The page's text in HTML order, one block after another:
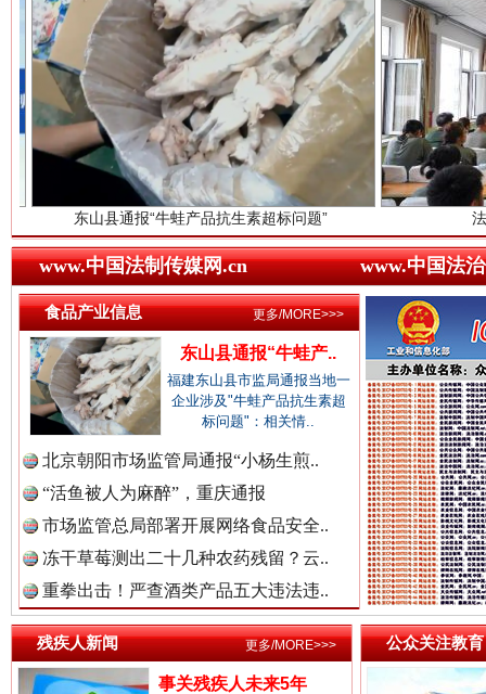
中国廉政法纪网.
中国律师在线.
中国参政网.中
三年瞒报超千万 隐匿收入偷税被查处..
祁连巍巍树丰碑 高回报
一枚“钉子”竟然扎入要害部门
通报“牛蛙产品抗生素超标问题” 法徽映军营 权益
www.中国法制传媒网.cn www.中国法
食品产业信息
东山县通报“牛蛙产..
福建东山县市监局通报当地一
企业涉及"牛蛙产品抗生素超
标问题"：相关情..
北京朝阳市场监管局通报“小杨生煎..
“活鱼被人为麻醉”，重庆通报
市场监管总局部署开展网络食品安全..
冻干草莓测出二十几种农药残留？云..
重拳出击！严查酒类产品五大违法违..
更多/MORE>>>
残疾人新闻
事关残疾人未来5年
更多/MORE>>> 公众关注教育